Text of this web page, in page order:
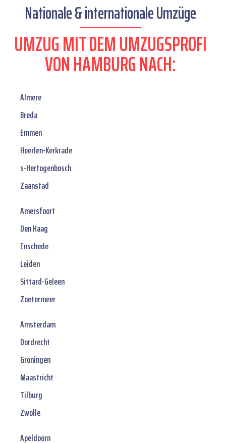
Nationale & internationale Umzüge
UMZUG MIT DEM UMZUGSPROFI
VON HAMBURG NACH:
Almere
Breda
Emmen
Heerlen-Kerkrade
s-Hertogenbosch
Zaanstad
Amersfoort
Den Haag
Enschede
Leiden
Sittard-Geleen
Zoetermeer
Amsterdam
Dordrecht
Groningen
Maastricht
Tilburg
Zwolle
Apeldoorn